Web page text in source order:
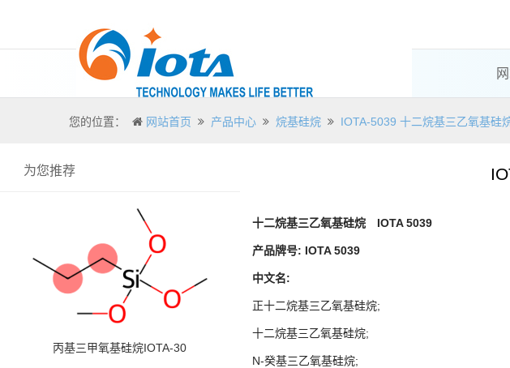
您的位置： 网站首页 产品中心 烷基硅烷 IOTA-5039 十二烷基三乙氧基硅
为您推荐
丙基三甲氧基硅烷IOTA-30
十二烷基三乙氧基硅烷 IOTA 5039
产品牌号: IOTA 5039
中文名:
正十二烷基三乙氧基硅烷;
十二烷基三乙氧基硅烷;
N-癸基三乙氧基硅烷;